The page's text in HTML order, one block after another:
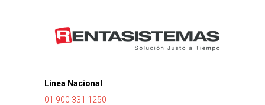
Línea Nacional
01 900 331 1250